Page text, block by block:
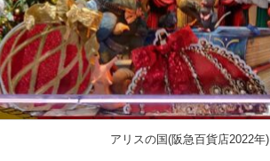
アリスの国(阪急百貨店2022年)